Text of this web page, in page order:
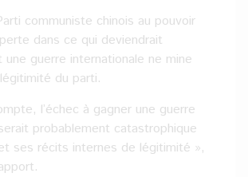
communiste chinois au pouvoir
dans ce qui deviendrait
une guerre internationale ne mine
du parti.
l’échec à gagner une guerre
probablement catastrophique
ses récits internes de légitimité »,